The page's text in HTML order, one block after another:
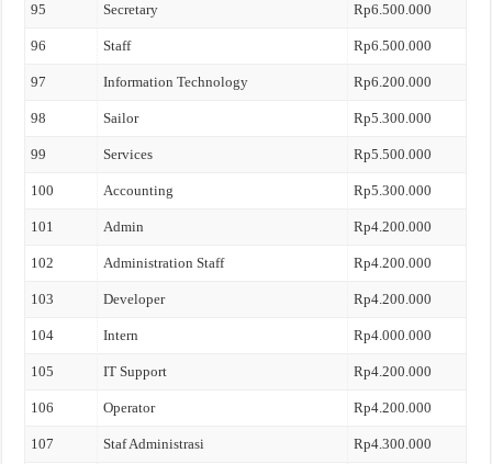
95 Secretary Rp6.500.000
96 Staff Rp6.500.000
97 Information Technology Rp6.200.000
98 Sailor Rp5.300.000
99 Services Rp5.500.000
100 Accounting Rp5.300.000
101 Admin Rp4.200.000
102 Administration Staff Rp4.200.000
103 Developer Rp4.200.000
104 Intern Rp4.000.000
105 IT Support Rp4.200.000
106 Operator Rp4.200.000
107 Staf Administrasi Rp4.300.000